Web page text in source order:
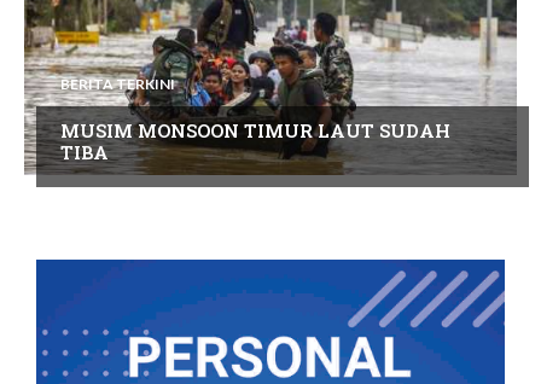
BERITA TERKINI
MUSIM MONSOON TIMUR LAUT SUDAH
TIBA